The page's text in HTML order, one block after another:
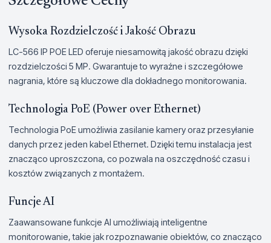
Wysoka Rozdzielczość i Jakość Obrazu
LC-566 IP POE LED oferuje niesamowitą jakość obrazu dzięki
rozdzielczości 5 MP. Gwarantuje to wyraźne i szczegółowe
nagrania, które są kluczowe dla dokładnego monitorowania.
Technologia PoE (Power over Ethernet)
Technologia PoE umożliwia zasilanie kamery oraz przesyłanie
danych przez jeden kabel Ethernet. Dzięki temu instalacja jest
znacząco uproszczona, co pozwala na oszczędność czasu i
kosztów związanych z montażem.
Funcje AI
Zaawansowane funkcje AI umożliwiają inteligentne
monitorowanie, takie jak rozpoznawanie obiektów, co znacząco